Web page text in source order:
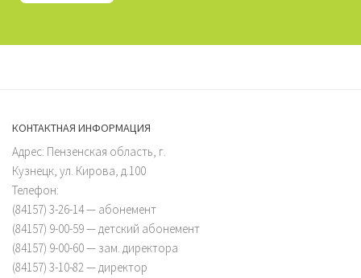
КОНТАКТНАЯ ИНФОРМАЦИЯ
Адрес: Пензенская область, г.
Кузнецк, ул. Кирова, д.100
Телефон:
(84157) 3-26-14 — абонемент
(84157) 9-00-59 — детский абонемент
(84157) 9-00-60 — зам. директора
(84157) 3-10-82 — директор